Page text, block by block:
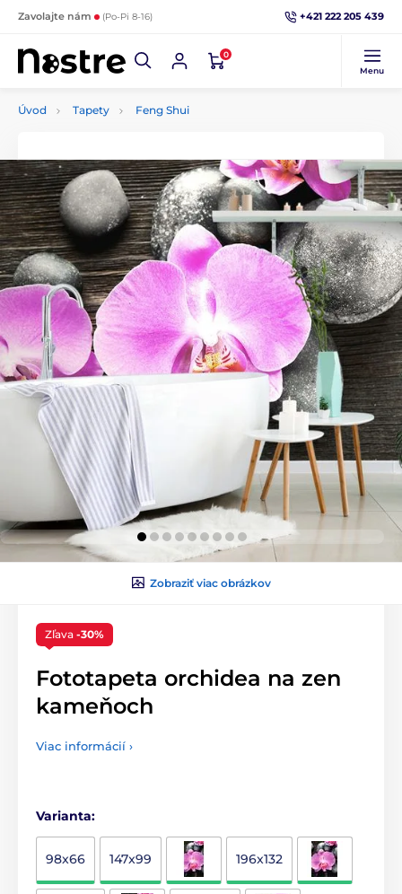
Zavolajte nám (Po-Pi 8-16) +421 222 205 439
0
Menu
Úvod Tapety Feng Shui
Zobraziť viac obrázkov
Zľava -30%
Fototapeta orchidea na zen
kameňoch
Viac informácií ›
Varianta:
98x66 147x99 196x132